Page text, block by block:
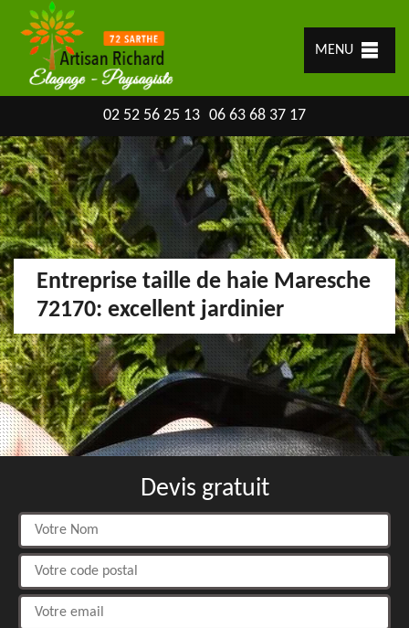
MENU
02 52 56 25 13 06 63 68 37 17
Entreprise taille de haie Maresche
72170: excellent jardinier
Devis gratuit